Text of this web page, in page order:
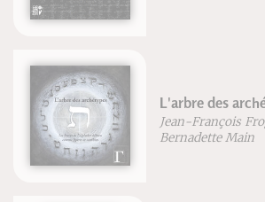
L'arbre des archétypes
Jean-François Froger
Bernadette Main